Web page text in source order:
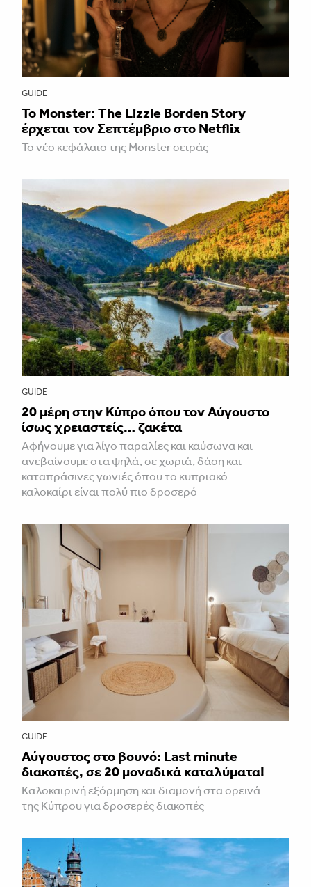
GUIDE
Το Monster: The Lizzie Borden Story
έρχεται τον Σεπτέμβριο στο Netflix
Το νέο κεφάλαιο της Monster σειράς
GUIDE
20 μέρη στην Κύπρο όπου τον Αύγουστο
ίσως χρειαστείς… ζακέτα
Αφήνουμε για λίγο παραλίες και καύσωνα και
ανεβαίνουμε στα ψηλά, σε χωριά, δάση και
καταπράσινες γωνιές όπου το κυπριακό
καλοκαίρι είναι πολύ πιο δροσερό
GUIDE
Aύγουστος στο βουνό: Last minute
διακοπές, σε 20 μοναδικά καταλύματα!
Καλοκαιρινή εξόρμηση και διαμονή στα ορεινά
της Κύπρου για δροσερές διακοπές